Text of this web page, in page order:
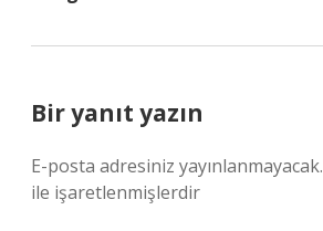
Bir yanıt yazın
E-posta adresiniz yayınlanmayacak.
ile işaretlenmişlerdir